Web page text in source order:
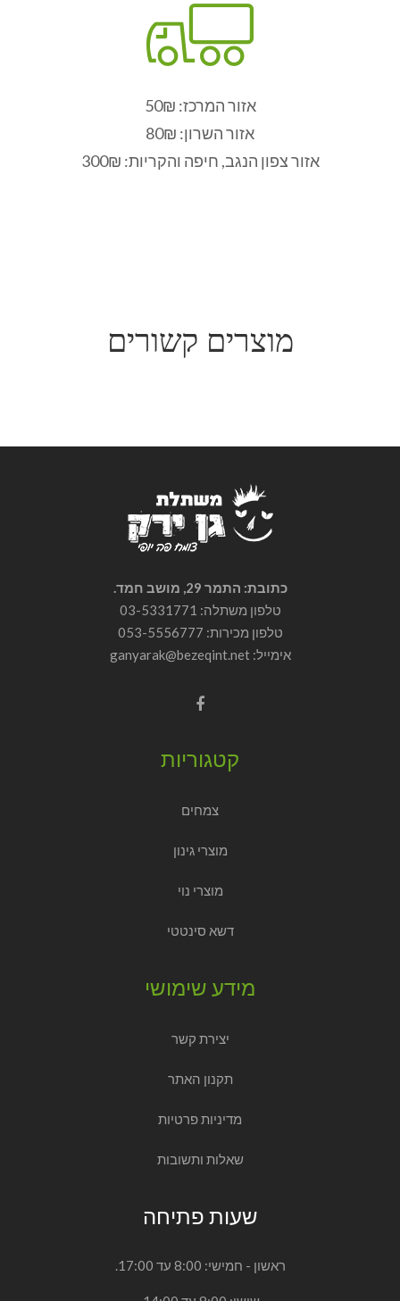
אזור המרכז: 50₪
אזור השרון: 80₪
אזור צפון הנגב, חיפה והקריות: 300₪
מוצרים קשורים
12.00
24.00
כתובת: התמר 29, מושב חמד.
טלפון מכירות:053-5556777
קטגוריות
צמחים
מידע שימושי
יצירת קשר